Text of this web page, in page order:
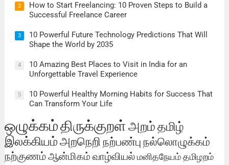
2
How to Start Freelancing: 10 Proven Steps to Build a
Successful Freelance Career
3
10 Powerful Future Technology Predictions That Will
Shape the World by 2035
4
10 Amazing Best Places to Visit in India for an
Unforgettable Travel Experience
5
10 Powerful Healthy Morning Habits for Success That
Can Transform Your Life
ஒழுக்கம்திருக்குறள்அறம்தமிழ்
இலக்கியம்அறநெறி நற்பண்பு நல்லொழுக்கம்
நற்குணம்ஆன்மிகம் வாழ்வியல்மனிதநேயம்தமிழறம்